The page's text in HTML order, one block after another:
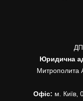
ДП
Юридична
Митрополита
Офіс: м. Київ,